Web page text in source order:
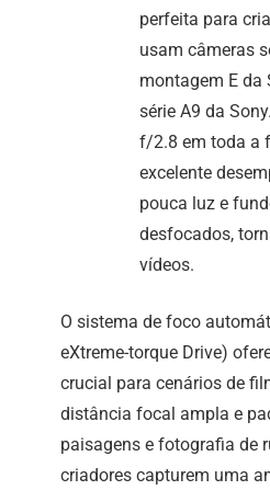
perfeita para
usam câmeras
montagem E da
série A9 da
f/2.8 em toda a
excelente
pouca luz e
desfocados,
vídeos.
O sistema de foco
eXtreme-torque Drive)
crucial para cenários de
distância focal ampla e
paisagens e fotografia de
criadores capturem uma